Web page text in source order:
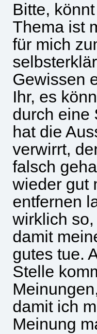
Bitte,
Thema ist
für mich
Gewissen
Ihr, es
durch eine
hat die
verwirrt,
falsch
wieder gut
entfernen
wirklich
damit
gutes tue.
Stelle
damit ich
Meinung